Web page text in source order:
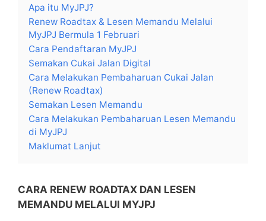
Apa itu MyJPJ?
Renew Roadtax & Lesen Memandu Melalui
MyJPJ Bermula 1 Februari
Cara Pendaftaran MyJPJ
Semakan Cukai Jalan Digital
Cara Melakukan Pembaharuan Cukai Jalan
(Renew Roadtax)
Semakan Lesen Memandu
Cara Melakukan Pembaharuan Lesen Memandu
di MyJPJ
Maklumat Lanjut
CARA RENEW ROADTAX DAN LESEN
MEMANDU MELALUI MYJPJ